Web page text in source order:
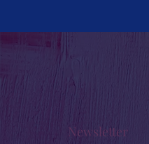
Newsletter